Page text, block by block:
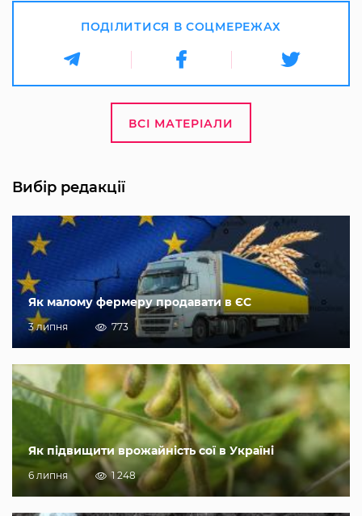
ПОДІЛИТИСЯ В СОЦМЕРЕЖАХ
ВСІ МАТЕРІАЛИ
Вибір редакції
Як малому фермеру продавати в ЄС
3 липня 773
Як підвищити врожайність сої в Україні
6 липня 1 248